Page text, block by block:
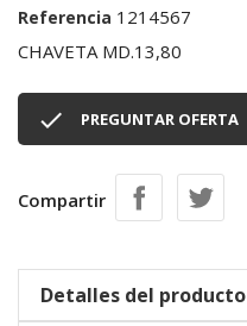
Referencia 1214567
CHAVETA MD.13,80
 PREGUNTAR OFERTA
Compartir
Detalles del producto